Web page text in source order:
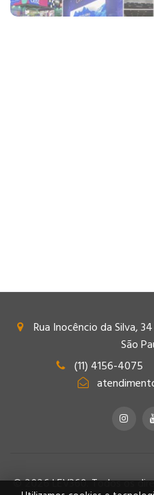
Rua Inocêncio da Silva,
São
(11) 4156-4075
© 2026 LEV360. Todos os